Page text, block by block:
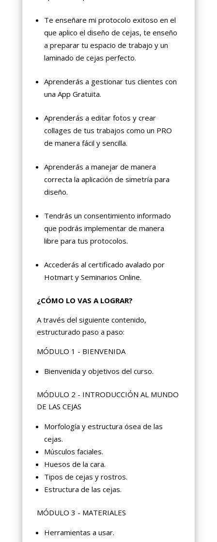
Te enseñare mi protocolo exitoso en el
que aplico el diseño de cejas, te enseño
a preparar tu espacio de trabajo y un
laminado de cejas perfecto.
Aprenderás a gestionar tus clientes con
una App Gratuita.
Aprenderás a editar fotos y crear
collages de tus trabajos como un PRO
de manera fácil y sencilla.
Aprenderás a manejar de manera
correcta la aplicación de simetría para
diseño.
Tendrás un consentimiento informado
que podrás implementar de manera
libre para tus protocolos.
Accederás al certificado avalado por
Hotmart y Seminarios Online.
¿CÓMO LO VAS A LOGRAR?
A través del siguiente contenido,
estructurado paso a paso:
MÓDULO 1 - BIENVENIDA
Bienvenida y objetivos del curso.
MÓDULO 2 - INTRODUCCIÓN AL MUNDO
DE LAS CEJAS
Morfología y estructura ósea de las
cejas.
Músculos faciales.
Huesos de la cara.
Tipos de cejas y rostros.
Estructura de las cejas.
MÓDULO 3 - MATERIALES
Herramientas a usar.